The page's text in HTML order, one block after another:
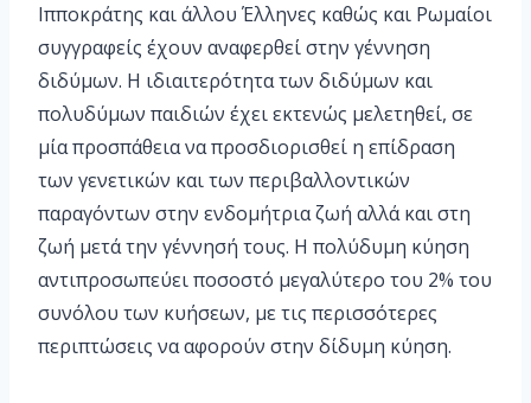
Ιπποκράτης και άλλου Έλληνες καθώς και Ρωμαίοι
συγγραφείς έχουν αναφερθεί στην γέννηση
διδύμων. Η ιδιαιτερότητα των διδύμων και
πολυδύμων παιδιών έχει εκτενώς μελετηθεί, σε
μία προσπάθεια να προσδιορισθεί η επίδραση
των γενετικών και των περιβαλλοντικών
παραγόντων στην ενδομήτρια ζωή αλλά και στη
ζωή μετά την γέννησή τους. Η πολύδυμη κύηση
αντιπροσωπεύει ποσοστό μεγαλύτερο του 2% του
συνόλου των κυήσεων, με τις περισσότερες
περιπτώσεις να αφορούν στην δίδυμη κύηση.